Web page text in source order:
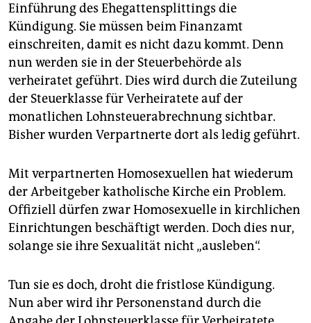
epaper login
Einführung des Ehegattensplittings die
Kündigung. Sie müssen beim Finanzamt
einschreiten, damit es nicht dazu kommt. Denn
nun werden sie in der Steuerbehörde als
verheiratet geführt. Dies wird durch die Zuteilung
der Steuerklasse für Verheiratete auf der
monatlichen Lohnsteuerabrechnung sichtbar.
Bisher wurden Verpartnerte dort als ledig geführt.
Mit verpartnerten Homosexuellen hat wiederum
der Arbeitgeber katholische Kirche ein Problem.
Offiziell dürfen zwar Homosexuelle in kirchlichen
Einrichtungen beschäftigt werden. Doch dies nur,
solange sie ihre Sexualität nicht „ausleben“.
Tun sie es doch, droht die fristlose Kündigung.
Nun aber wird ihr Personenstand durch die